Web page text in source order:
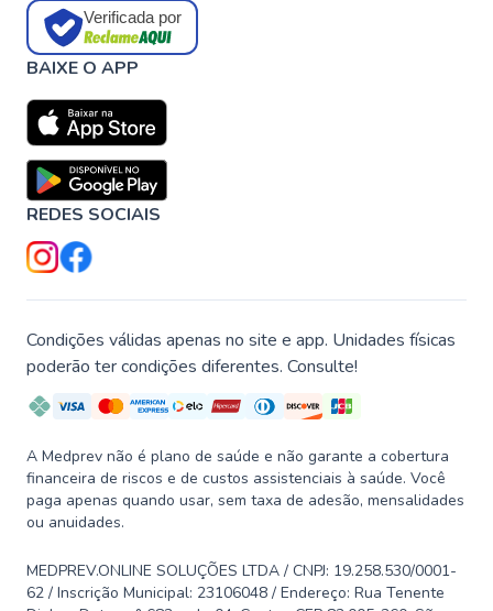
Verificada por
BAIXE O APP
REDES SOCIAIS
Condições válidas apenas no site e app. Unidades físicas
poderão ter condições diferentes. Consulte!
A Medprev não é plano de saúde e não garante a cobertura
financeira de riscos e de custos assistenciais à saúde. Você
paga apenas quando usar, sem taxa de adesão, mensalidades
ou anuidades.
MEDPREV.ONLINE SOLUÇÕES LTDA / CNPJ: 19.258.530/0001-
62 / Inscrição Municipal: 23106048 / Endereço: Rua Tenente